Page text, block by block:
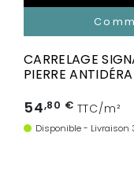
CARRELAGE
PIERRE
54,80 € TTC/m²
Disponible - Livraison